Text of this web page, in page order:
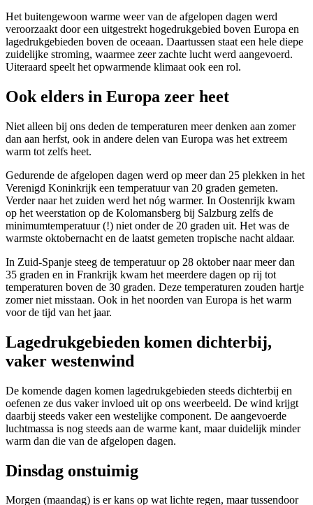
Het buitengewoon warme weer van de afgelopen dagen werd
veroorzaakt door een uitgestrekt hogedrukgebied boven Europa en
lagedrukgebieden boven de oceaan. Daartussen staat een hele diepe
zuidelijke stroming, waarmee zeer zachte lucht werd aangevoerd.
Uiteraard speelt het opwarmende klimaat ook een rol.
Ook elders in Europa zeer heet
Niet alleen bij ons deden de temperaturen meer denken aan zomer
dan aan herfst, ook in andere delen van Europa was het extreem
warm tot zelfs heet.
Gedurende de afgelopen dagen werd op meer dan 25 plekken in het
Verenigd Koninkrijk een temperatuur van 20 graden gemeten.
Verder naar het zuiden werd het nóg warmer. In Oostenrijk kwam
op het weerstation op de Kolomansberg bij Salzburg zelfs de
minimumtemperatuur (!) niet onder de 20 graden uit. Het was de
warmste oktobernacht en de laatst gemeten tropische nacht aldaar.
In Zuid-Spanje steeg de temperatuur op 28 oktober naar meer dan
35 graden en in Frankrijk kwam het meerdere dagen op rij tot
temperaturen boven de 30 graden. Deze temperaturen zouden hartje
zomer niet misstaan. Ook in het noorden van Europa is het warm
voor de tijd van het jaar.
Lagedrukgebieden komen dichterbij,
vaker westenwind
De komende dagen komen lagedrukgebieden steeds dichterbij en
oefenen ze dus vaker invloed uit op ons weerbeeld. De wind krijgt
daarbij steeds vaker een westelijke component. De aangevoerde
luchtmassa is nog steeds aan de warme kant, maar duidelijk minder
warm dan die van de afgelopen dagen.
Dinsdag onstuimig
Morgen (maandag) is er kans op wat lichte regen, maar tussendoor